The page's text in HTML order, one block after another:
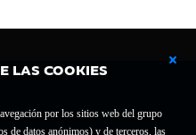
LAS COOKIES
por los sitios web del grupo
de datos anónimos) y de terceros, las